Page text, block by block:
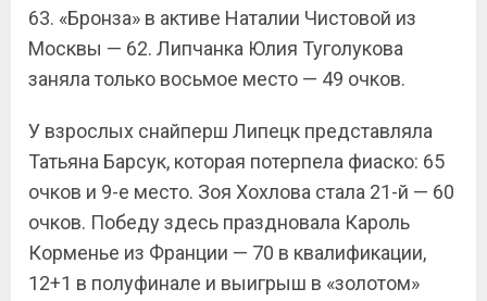
63. «Бронза» в активе Наталии Чистовой из
Москвы — 62. Липчанка Юлия Туголукова
заняла только восьмое место — 49 очков.
У взрослых снайперш Липецк представляла
Татьяна Барсук, которая потерпела фиаско: 65
очков и 9-е место. Зоя Хохлова стала 21-й — 60
очков. Победу здесь праздновала Кароль
Корменье из Франции — 70 в квалификации,
12+1 в полуфинале и выигрыш в «золотом»